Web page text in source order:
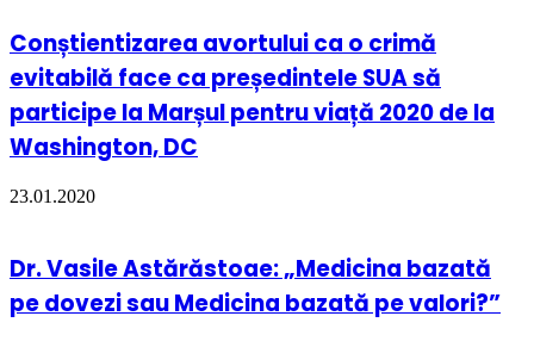
Conștientizarea avortului ca o crimă
evitabilă face ca președintele SUA să
participe la Marșul pentru viață 2020 de la
Washington, DC
23.01.2020
Dr. Vasile Astărăstoae: „Medicina bazată
pe dovezi sau Medicina bazată pe valori?”